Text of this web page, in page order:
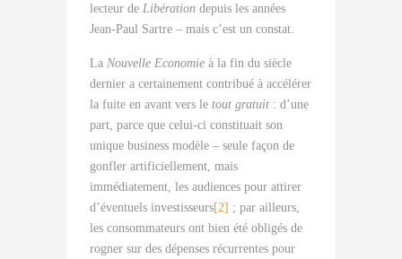
lecteur de Libération depuis les années
Jean-Paul Sartre – mais c’est un constat.
La Nouvelle Economie à la fin du siècle
dernier a certainement contribué à accélérer
la fuite en avant vers le tout gratuit : d’une
part, parce que celui-ci constituait son
unique business modèle – seule façon de
gonfler artificiellement, mais
immédiatement, les audiences pour attirer
d’éventuels investisseurs[2] ; par ailleurs,
les consommateurs ont bien été obligés de
rogner sur des dépenses récurrentes pour